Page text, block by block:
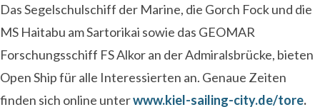
Das Segelschulschiff der Marine, die Gorch Fock und die
MS Haitabu am Sartorikai sowie das GEOMAR
Forschungsschiff FS Alkor an der Admiralsbrücke, bieten
Open Ship für alle Interessierten an. Genaue Zeiten
finden sich online unterwww.kiel-sailing-city.de/tore.